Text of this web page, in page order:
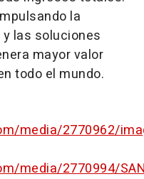
la
las soluciones
mayor valor
todo el mundo.
media/2770962/
media/2770994/